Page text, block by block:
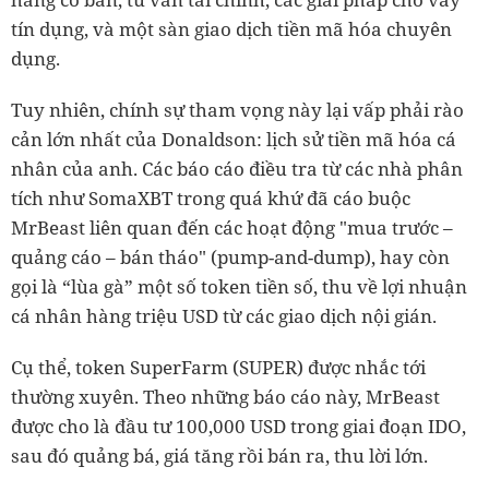
tín dụng, và một sàn giao dịch tiền mã hóa chuyên
dụng.
Tuy nhiên, chính sự tham vọng này lại vấp phải rào
cản lớn nhất của Donaldson: lịch sử tiền mã hóa cá
nhân của anh. Các báo cáo điều tra từ các nhà phân
tích như SomaXBT trong quá khứ đã cáo buộc
MrBeast liên quan đến các hoạt động "mua trước –
quảng cáo – bán tháo" (pump-and-dump), hay còn
gọi là “lùa gà” một số token tiền số, thu về lợi nhuận
cá nhân hàng triệu USD từ các giao dịch nội gián.
Cụ thể, token SuperFarm (SUPER) được nhắc tới
thường xuyên. Theo những báo cáo này, MrBeast
được cho là đầu tư 100,000 USD trong giai đoạn IDO,
sau đó quảng bá, giá tăng rồi bán ra, thu lời lớn.